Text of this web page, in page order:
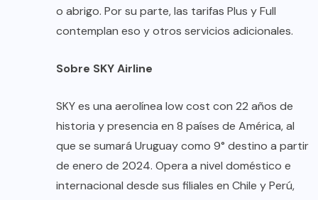
o abrigo. Por su parte, las tarifas Plus y Full
contemplan eso y otros servicios adicionales.
Sobre SKY Airline
SKY es una aerolínea low cost con 22 años de
historia y presencia en 8 países de América, al
que se sumará Uruguay como 9° destino a partir
de enero de 2024. Opera a nivel doméstico e
internacional desde sus filiales en Chile y Perú,